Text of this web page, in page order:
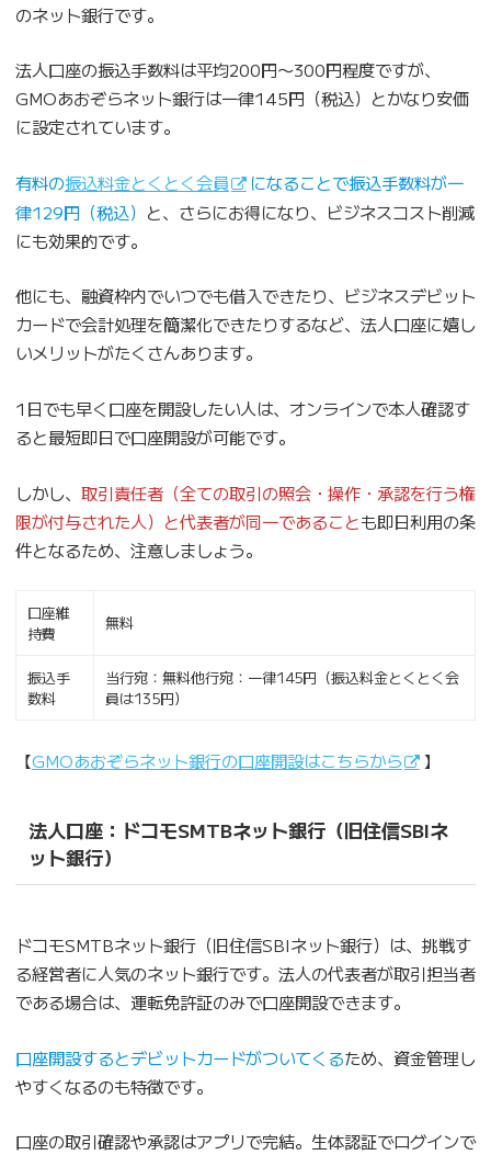
のネット銀行です。
法人口座の振込手数料は平均200円〜300円程度ですが、
GMOあおぞらネット銀行は一律145円（税込）とかなり安価
に設定されています。
有料の振込料金とくとく会員
になることで振込手数料が一
律129円（税込） と、さらにお得になり、ビジネスコスト削減
にも効果的です。
他にも、融資枠内でいつでも借入できたり、ビジネスデビット
カードで会計処理を簡潔化できたりするなど、法人口座に嬉し
いメリットがたくさんあります。
1日でも早く口座を開設したい人は、オンラインで本人確認す
ると最短即日で口座開設が可能です。
しかし、 取引責任者（全ての取引の照会・操作・承認を行う権
限が付与された人）と代表者が同一であることも即日利用の条
件となるため、注意しましょう。
口座維
持費
無料
振込手
数料
当行宛：無料他行宛：一律145円（振込料金とくとく会
員は135円）
【GMOあおぞらネット銀行の口座開設はこちらから 】
法人口座：ドコモSMTBネット銀行（旧住信SBIネ
ット銀行）
ドコモSMTBネット銀行（旧住信SBIネット銀行）は、挑戦す
る経営者に人気のネット銀行です。法人の代表者が取引担当者
である場合は、運転免許証のみで口座開設できます。
口座開設するとデビットカードがついてくるため、資金管理し
やすくなるのも特徴です。
口座の取引確認や承認はアプリで完結。生体認証でログインで